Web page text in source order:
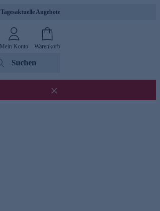
Tagesaktuelle Angebote
Mein Konto Warenkorb
Suchen